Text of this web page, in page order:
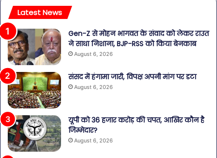
Latest News
Gen-Z से मोहन भागवत के संवाद को लेकर राउत
ने साधा निशाना, BJP-RSS को किया बेनकाब
August 6, 2026
संसद में हंगामा जारी, विपक्ष अपनी मांग पर डटा
August 6, 2026
यूपी को 36 हजार करोड़ की चपत, आखिर कौन है
जिम्मेदार?
August 6, 2026